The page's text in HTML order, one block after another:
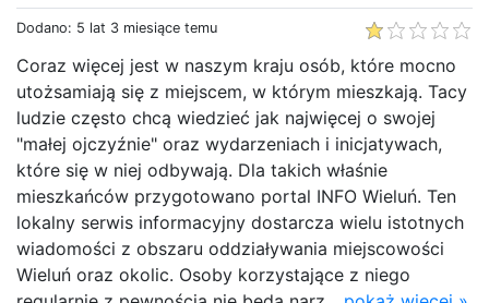
Dodano: 5 lat 3 miesiące temu
Coraz więcej jest w naszym kraju osób, które mocno
utożsamiają się z miejscem, w którym mieszkają. Tacy
ludzie często chcą wiedzieć jak najwięcej o swojej
"małej ojczyźnie" oraz wydarzeniach i inicjatywach,
które się w niej odbywają. Dla takich właśnie
mieszkańców przygotowano portal INFO Wieluń. Ten
lokalny serwis informacyjny dostarcza wielu istotnych
wiadomości z obszaru oddziaływania miejscowości
Wieluń oraz okolic. Osoby korzystające z niego